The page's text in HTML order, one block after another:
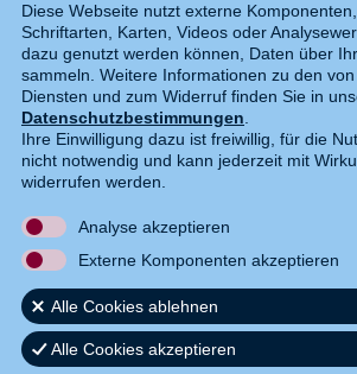
Datenschutz
Shop
Widerruf
Kontakt
DE EN
Diese Webseite nutzt externe
Schriftarten, Karten, Videos oder
dazu genutzt werden können, Daten über
sammeln. Weitere Informationen zu den
Diensten und zum Widerruf finden Sie in
Datenschutzbestimmungen.
Ihre Einwilligung dazu ist freiwillig, für die
nicht notwendig und kann jederzeit mit
widerrufen werden.
Analyse akzeptieren
Externe Komponenten akzeptieren
Alle Cookies ablehnen
Alle Cookies akzeptieren